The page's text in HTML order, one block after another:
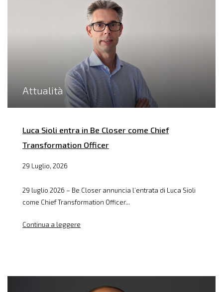
Attualità
Luca Sioli entra in Be Closer come Chief
Transformation Officer
29 Luglio, 2026
29 luglio 2026 – Be Closer annuncia l’entrata di Luca Sioli
come Chief Transformation Officer...
Continua a leggere